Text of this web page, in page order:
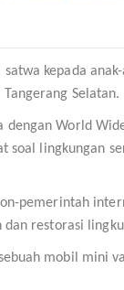
kepada
Selatan.
World
soal lingkungan
pemerintah
restorasi
mobil mini